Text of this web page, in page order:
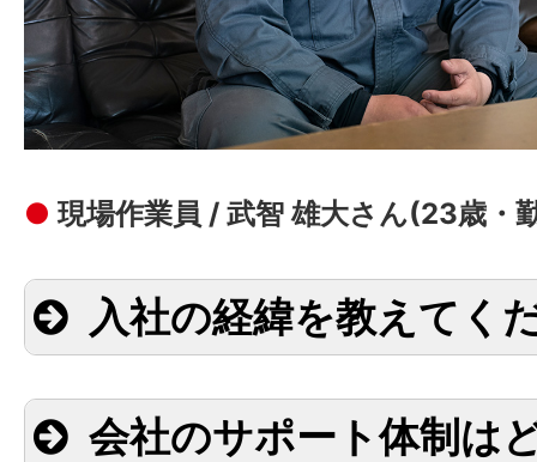
● 現場作業員 / 武智 雄大さん(23歳・
入社の経緯を教えてく
会社のサポート体制は